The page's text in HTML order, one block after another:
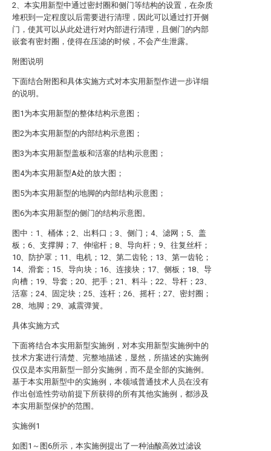
2、本实用新型中通过密封圈和侧门等结构的设置，在杂质
堆积到一定程度以后需要进行清理，因此可以通过打开侧
门，使其可以从此处进行对内部进行清理，且侧门的内部
嵌套有密封圈，使得在压滤的时候，不会产生泄露。
附图说明
下面结合附图和具体实施方式对本实用新型作进一步详细
的说明。
图1为本实用新型的整体结构示意图；
图2为本实用新型的内部结构示意图；
图3为本实用新型盖板和活塞的结构示意图；
图4为本实用新型A处的放大图；
图5为本实用新型的地脚的内部结构示意图；
图6为本实用新型的侧门的结构示意图。
图中：1、桶体；2、出料口；3、侧门；4、滤网；5、盖
板；6、支撑脚；7、伸缩杆；8、导向杆；9、往复丝杆；
10、防护罩；11、电机；12、第二齿轮；13、第一齿轮；
14、滑套；15、导向块；16、连接块；17、侧板；18、导
向槽；19、导套；20、把手；21、料斗；22、导杆；23、
活塞；24、固定块；25、连杆；26、摇杆；27、密封圈；
28、地脚；29、减震弹簧。
具体实施方式
下面将结合本实用新型实施例，对本实用新型实施例中的
技术方案进行清楚、完整地描述，显然，所描述的实施例
仅仅是本实用新型一部分实施例，而不是全部的实施例。
基于本实用新型中的实施例，本领域普通技术人员在没有
作出创造性劳动前提下所获得的所有其他实施例，都涉及
本实用新型保护的范围。
实施例1
如图1～图6所示，本实施例提出了一种油酸高效过滤设